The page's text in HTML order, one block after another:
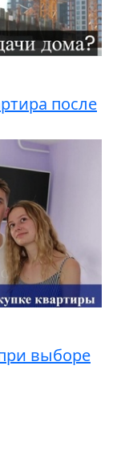
после
выборе